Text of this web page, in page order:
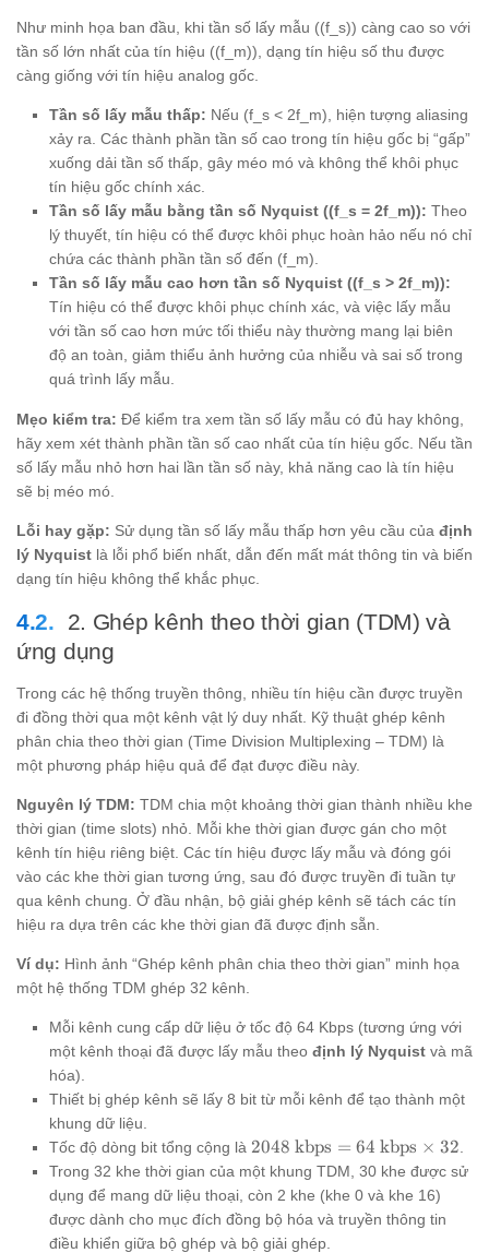
Như minh họa ban đầu, khi tần số lấy mẫu ((f_s)) càng cao so với
tần số lớn nhất của tín hiệu ((f_m)), dạng tín hiệu số thu được
càng giống với tín hiệu analog gốc.
Tần số lấy mẫu thấp: Nếu (f_s < 2f_m), hiện tượng aliasing
xảy ra. Các thành phần tần số cao trong tín hiệu gốc bị “gấp”
xuống dải tần số thấp, gây méo mó và không thể khôi phục
tín hiệu gốc chính xác.
Tần số lấy mẫu bằng tần số Nyquist ((f_s = 2f_m)): Theo
lý thuyết, tín hiệu có thể được khôi phục hoàn hảo nếu nó chỉ
chứa các thành phần tần số đến (f_m).
Tần số lấy mẫu cao hơn tần số Nyquist ((f_s > 2f_m)):
Tín hiệu có thể được khôi phục chính xác, và việc lấy mẫu
với tần số cao hơn mức tối thiểu này thường mang lại biên
độ an toàn, giảm thiểu ảnh hưởng của nhiễu và sai số trong
quá trình lấy mẫu.
Mẹo kiểm tra: Để kiểm tra xem tần số lấy mẫu có đủ hay không,
hãy xem xét thành phần tần số cao nhất của tín hiệu gốc. Nếu tần
số lấy mẫu nhỏ hơn hai lần tần số này, khả năng cao là tín hiệu
sẽ bị méo mó.
Lỗi hay gặp: Sử dụng tần số lấy mẫu thấp hơn yêu cầu của định
lý Nyquist là lỗi phổ biến nhất, dẫn đến mất mát thông tin và biến
dạng tín hiệu không thể khắc phục.
2. Ghép kênh theo thời gian (TDM) và
ứng dụng
Trong các hệ thống truyền thông, nhiều tín hiệu cần được truyền
đi đồng thời qua một kênh vật lý duy nhất. Kỹ thuật ghép kênh
phân chia theo thời gian (Time Division Multiplexing – TDM) là
một phương pháp hiệu quả để đạt được điều này.
Nguyên lý TDM: TDM chia một khoảng thời gian thành nhiều khe
thời gian (time slots) nhỏ. Mỗi khe thời gian được gán cho một
kênh tín hiệu riêng biệt. Các tín hiệu được lấy mẫu và đóng gói
vào các khe thời gian tương ứng, sau đó được truyền đi tuần tự
qua kênh chung. Ở đầu nhận, bộ giải ghép kênh sẽ tách các tín
hiệu ra dựa trên các khe thời gian đã được định sẵn.
Ví dụ: Hình ảnh “Ghép kênh phân chia theo thời gian” minh họa
một hệ thống TDM ghép 32 kênh.
Mỗi kênh cung cấp dữ liệu ở tốc độ 64 Kbps (tương ứng với
một kênh thoại đã được lấy mẫu theo định lý Nyquist và mã
hóa).
Thiết bị ghép kênh sẽ lấy 8 bit từ mỗi kênh để tạo thành một
khung dữ liệu.
Tốc độ dòng bit tổng cộng là 2048
\text{
kbps}
= 64
\text{
2048 kbps = 64 kbps × 32
Trong 32 khe thời gian của một khung TDM, 30 khe được sử
dụng để mang dữ liệu thoại, còn 2 khe (khe 0 và khe 16)
được dành cho mục đích đồng bộ hóa và truyền thông tin
điều khiển giữa bộ ghép và bộ giải ghép.